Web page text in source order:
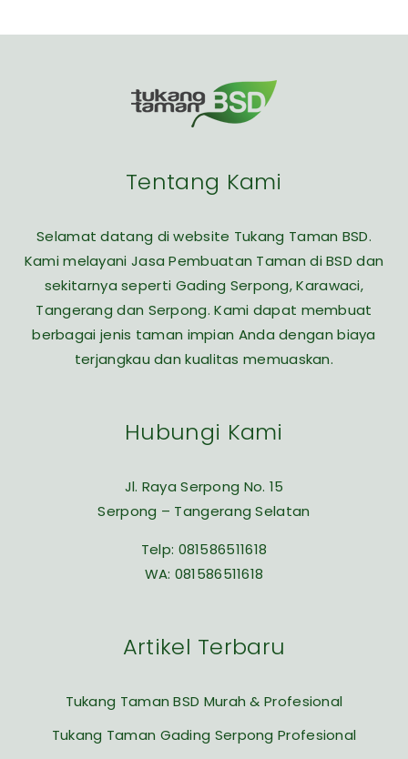
Tentang Kami
Selamat datang di website Tukang Taman BSD.
Kami melayani Jasa Pembuatan Taman di BSD dan
sekitarnya seperti Gading Serpong, Karawaci,
Tangerang dan Serpong. Kami dapat membuat
berbagai jenis taman impian Anda dengan biaya
terjangkau dan kualitas memuaskan.
Hubungi Kami
Jl. Raya Serpong No. 15
Serpong – Tangerang Selatan
Telp: 081586511618
WA: 081586511618
Artikel Terbaru
Tukang Taman BSD Murah & Profesional
Tukang Taman Gading Serpong Profesional